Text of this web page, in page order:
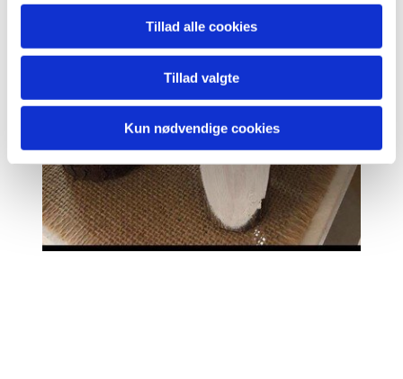
Tillad alle cookies
Tillad valgte
Kun nødvendige cookies